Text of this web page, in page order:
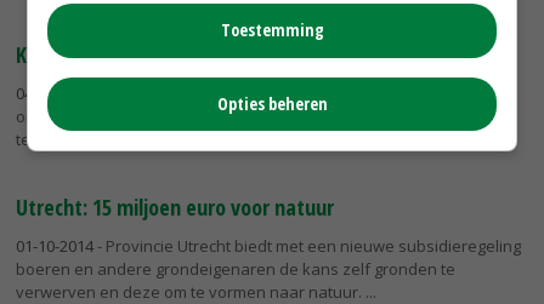
Keteninnovatie voor ambitieuze tuinders
04-11-2014
- Programma Keteninnovatie Tuinbouw is gestart voor
ondernemers in de tuinbouw om samen met andere ketenpartners
te werken aan product- of marktinnovatie.
Utrecht: 15 miljoen euro voor natuur
01-10-2014- Provincie Utrecht biedt met een nieuwe subsidieregeling
boeren en andere grondeigenaren de kans zelf gronden te
verwerven en deze om te vormen naar natuur.
Toestemming
Opties beheren